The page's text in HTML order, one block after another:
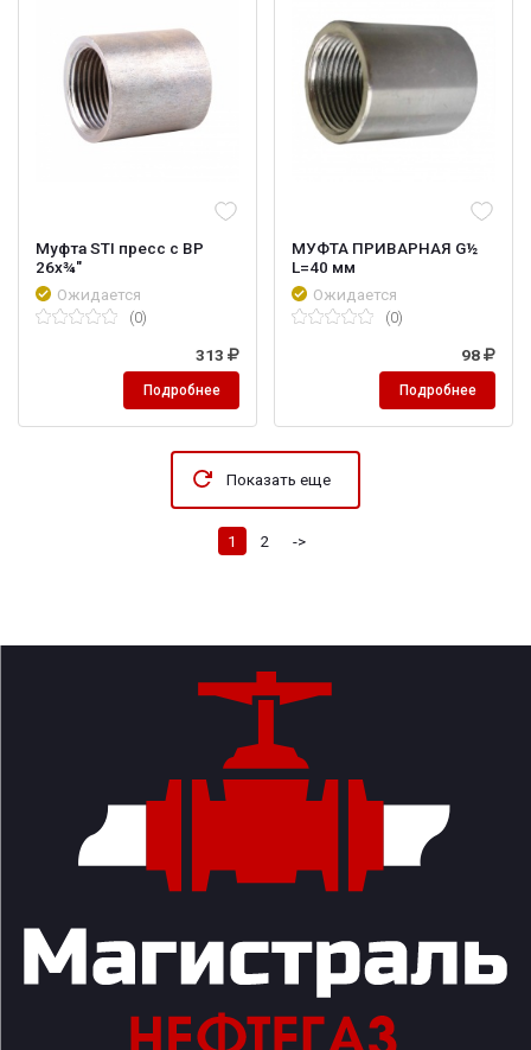
Муфта STI пресс с ВР
26х¾"
Ожидается
(0)
313
Подробнее
МУФТА ПРИВАРНАЯ G½
L=40 мм
Ожидается
(0)
98
Подробнее
Показать еще
1 2 ->